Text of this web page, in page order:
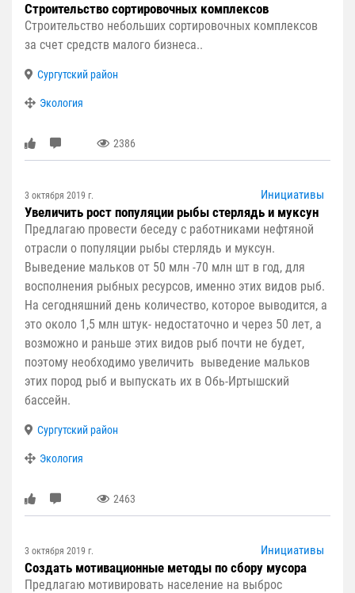
Строительство сортировочных комплексов
Строительство небольших сортировочных комплексов
за счет средств малого бизнеса..
Сургутский район
Экология
2386
3 октября 2019 г. Инициативы
Увеличить рост популяции рыбы стерлядь и муксун
Предлагаю провести беседу с работниками нефтяной
отрасли о популяции рыбы стерлядь и муксун.
Выведение мальков от 50 млн -70 млн шт в год, для
восполнения рыбных ресурсов, именно этих видов рыб.
На сегодняшний день количество, которое выводится, а
это около 1,5 млн штук- недостаточно и через 50 лет, а
возможно и раньше этих видов рыб почти не будет,
поэтому необходимо увеличить выведение мальков
этих пород рыб и выпускать их в Обь-Иртышский
бассейн.
Сургутский район
Экология
2463
3 октября 2019 г. Инициативы
Создать мотивационные методы по сбору мусора
Предлагаю мотивировать население на выброс